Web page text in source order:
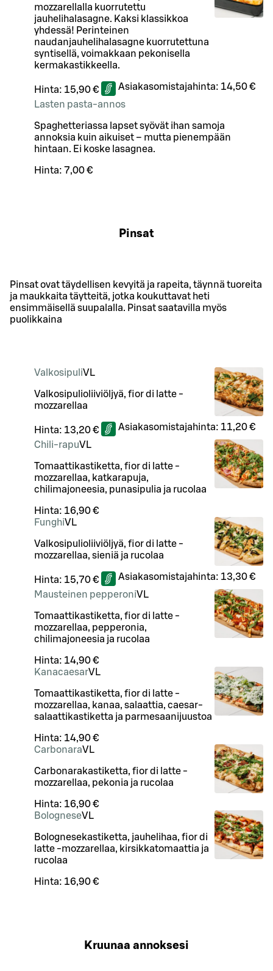
mozzarellalla kuorrutettu
jauhelihalasagne. Kaksi klassikkoa
yhdessä! Perinteinen
naudanjauhelihalasagne kuorrutettuna
syntisellä, voimakkaan pekonisella
kermakastikkeella.
Hinta: 15,90 € Asiakasomistajahinta: 14,50 €
Lasten pasta-annos
Spaghetteriassa lapset syövät ihan samoja
annoksia kuin aikuiset – mutta pienempään
hintaan. Ei koske lasagnea.
Hinta: 7,00 €
Pinsat
Pinsat ovat täydellisen kevyitä ja rapeita, täynnä tuoreita
ja maukkaita täytteitä, jotka koukuttavat heti
ensimmäisellä suupalalla. Pinsat saatavilla myös
puolikkaina
ValkosipuliVL
Valkosipulioliiviöljyä, fior di latte -
mozzarellaa
Hinta: 13,20 € Asiakasomistajahinta: 11,20 €
Chili-rapuVL
Tomaattikastiketta, fior di latte -
mozzarellaa, katkarapuja,
chilimajoneesia, punasipulia ja rucolaa
Hinta: 16,90 €
FunghiVL
Valkosipulioliiviöljyä, fior di latte -
mozzarellaa, sieniä ja rucolaa
Hinta: 15,70 € Asiakasomistajahinta: 13,30 €
Mausteinen pepperoniVL
Tomaattikastiketta, fior di latte -
mozzarellaa, pepperonia,
chilimajoneesia ja rucolaa
Hinta: 14,90 €
KanacaesarVL
Tomaattikastiketta, fior di latte -
mozzarellaa, kanaa, salaattia, caesar-
salaattikastiketta ja parmesaanijuustoa
Hinta: 14,90 €
CarbonaraVL
Carbonarakastiketta, fior di latte -
mozzarellaa, pekonia ja rucolaa
Hinta: 16,90 €
BologneseVL
Bolognesekastiketta, jauhelihaa, fior di
latte -mozzarellaa, kirsikkatomaattia ja
rucolaa
Hinta: 16,90 €
Kruunaa annoksesi